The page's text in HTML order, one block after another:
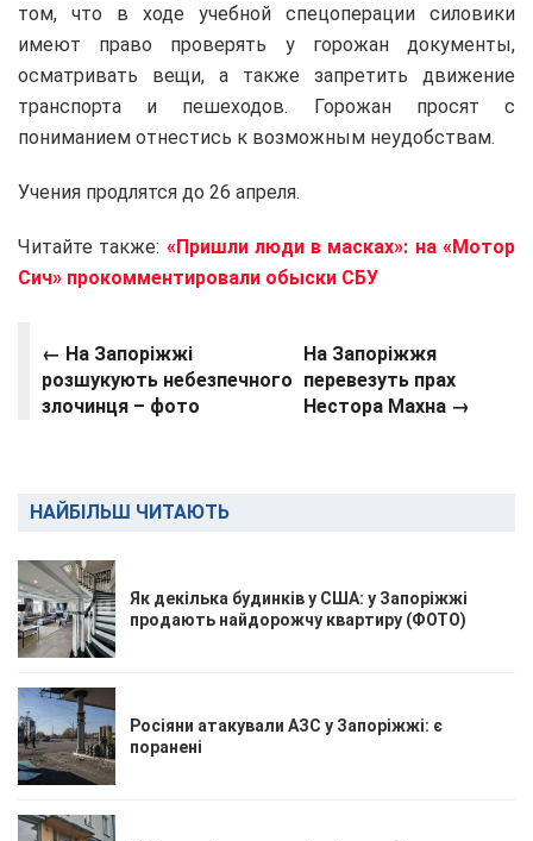
том, что в ходе учебной спецоперации силовики
имеют право проверять у горожан документы,
осматривать вещи, а также запретить движение
транспорта и пешеходов. Горожан просят с
пониманием отнестись к возможным неудобствам.
Учения продлятся до 26 апреля.
Читайте также: «Пришли люди в масках»: на «Мотор
Сич» прокомментировали обыски СБУ
← На Запоріжжі
розшукують небезпечного
злочинця – фото
На Запоріжжя
перевезуть прах
Нестора Махна →
НАЙБІЛЬШ ЧИТАЮТЬ
Як декілька будинків у США: у Запоріжжі
продають найдорожчу квартиру (ФОТО)
Росіяни атакували АЗС у Запоріжжі: є
поранені